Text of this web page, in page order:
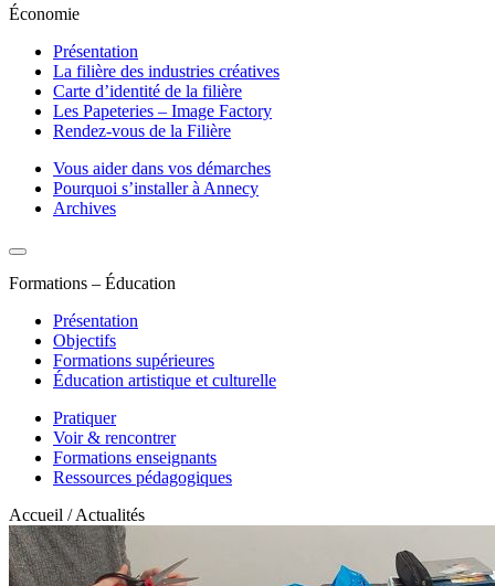
Économie
Présentation
La filière des industries créatives
Carte d’identité de la filière
Les Papeteries – Image Factory
Rendez-vous de la Filière
Vous aider dans vos démarches
Pourquoi s’installer à Annecy
Archives
Formations – Éducation
Présentation
Objectifs
Formations supérieures
Éducation artistique et culturelle
Pratiquer
Voir & rencontrer
Formations enseignants
Ressources pédagogiques
Accueil / Actualités